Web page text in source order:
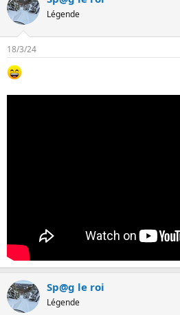
Légende
18/3/24
Sp@g le roi
Légende